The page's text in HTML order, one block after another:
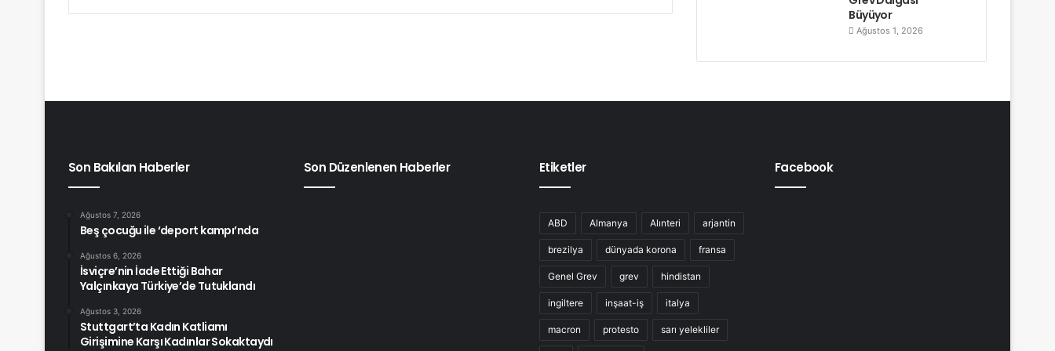
Büyüyor
Ağustos 1, 2026
Son Bakılan Haberler
Ağustos 7, 2026
Beş çocuğu ile ‘deport kampı’nda
Ağustos 6, 2026
İsviçre’nin İade Ettiği Bahar
Yalçınkaya Türkiye’de Tutuklandı
Ağustos 3, 2026
Stuttgart’ta Kadın Katliamı
Girişimine Karşı Kadınlar Sokaktaydı
Son Düzenlenen Haberler Etiketler
ABD Almanya Alınteri arjantin
brezilya dünyada korona fransa
Genel Grev grev hindistan
ingiltere inşaat-iş italya
macron protesto sarı yelekliler
Facebook